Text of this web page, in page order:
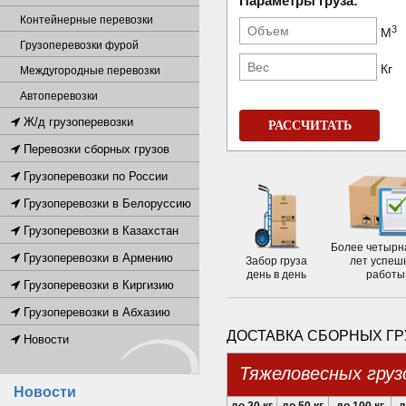
М3
Кг
РАССЧИТАТЬ
Забор груза
день в день
Более
лет
работы
ДОСТАВКА СБОРНЫХ
Тяжеловесных
Контейнерные перевозки
Грузоперевозки фурой
Междугородные перевозки
Автоперевозки
Ж/д грузоперевозки
Перевозки сборных грузов
Грузоперевозки по России
Грузоперевозки в Белоруссию
Грузоперевозки в Казахстан
Грузоперевозки в Армению
Грузоперевозки в Киргизию
Грузоперевозки в Абхазию
Новости
Новости